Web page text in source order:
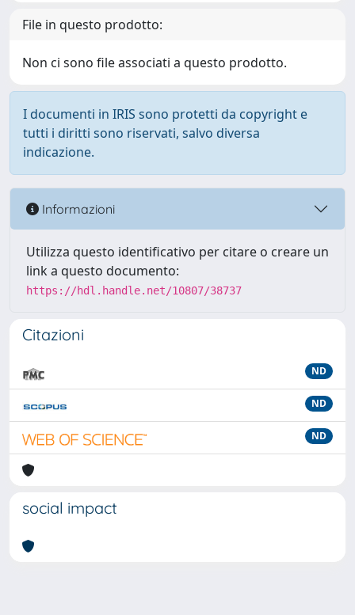
File in questo prodotto:
Non ci sono file associati a questo prodotto.
I documenti in IRIS sono protetti da copyright e
tutti i diritti sono riservati, salvo diversa
indicazione.
Informazioni
Utilizza questo identificativo per citare o creare un
link a questo documento:
https://hdl.handle.net/10807/38737
Citazioni
ND
ND
ND
social impact